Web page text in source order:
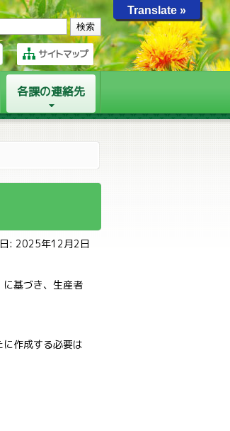
サイトマップ
各課の連絡先
: 2025年12月2日
基づき、生産者
作成する必要は
Translate »